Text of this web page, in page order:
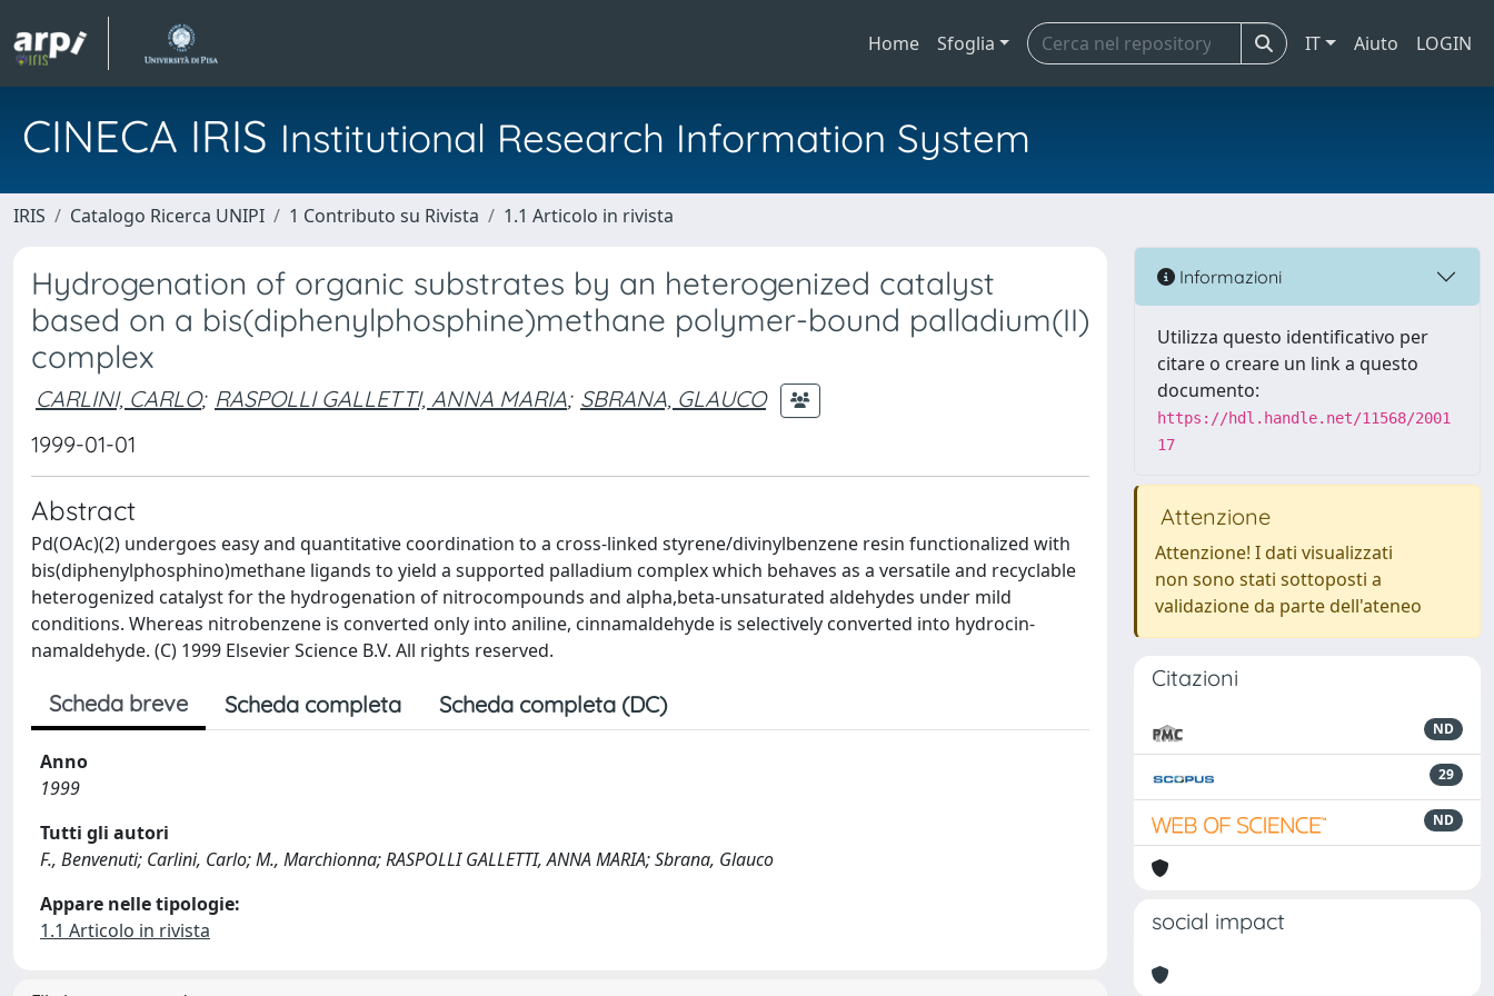
Home Sfoglia IT Aiuto LOGIN
CINECA IRIS Institutional Research Information System
IRIS Catalogo Ricerca UNIPI 1 Contributo su Rivista 1.1 Articolo in rivista
Hydrogenation of organic substrates by an heterogenized catalyst
based on a bis(diphenylphosphine)methane polymer-bound palladium(II)
complex
CARLINI, CARLO; RASPOLLI GALLETTI, ANNA MARIA; SBRANA, GLAUCO
1999-01-01
Abstract
Pd(OAc)(2) undergoes easy and quantitative coordination to a cross-linked styrene/divinylbenzene resin functionalized with
bis(diphenylphosphino)methane ligands to yield a supported palladium complex which behaves as a versatile and recyclable
heterogenized catalyst for the hydrogenation of nitrocompounds and alpha,beta-unsaturated aldehydes under mild
conditions. Whereas nitrobenzene is converted only into aniline, cinnamaldehyde is selectively converted into hydrocin-
namaldehyde. (C) 1999 Elsevier Science B.V. All rights reserved.
Scheda breve Scheda completa Scheda completa (DC)
Anno
1999
Tutti gli autori
F., Benvenuti; Carlini, Carlo; M., Marchionna; RASPOLLI GALLETTI, ANNA MARIA; Sbrana, Glauco
Appare nelle tipologie:
1.1 Articolo in rivista
Informazioni
Utilizza questo identificativo per
citare o creare un link a questo
documento:
https://hdl.handle.net/11568/2001
17
Attenzione
Attenzione! I dati visualizzati
non sono stati sottoposti a
validazione da parte dell'ateneo
Citazioni
ND
29
ND
social impact